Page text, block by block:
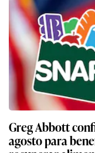
Greg Abbott
agosto para